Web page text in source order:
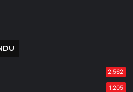
2.562
1.205